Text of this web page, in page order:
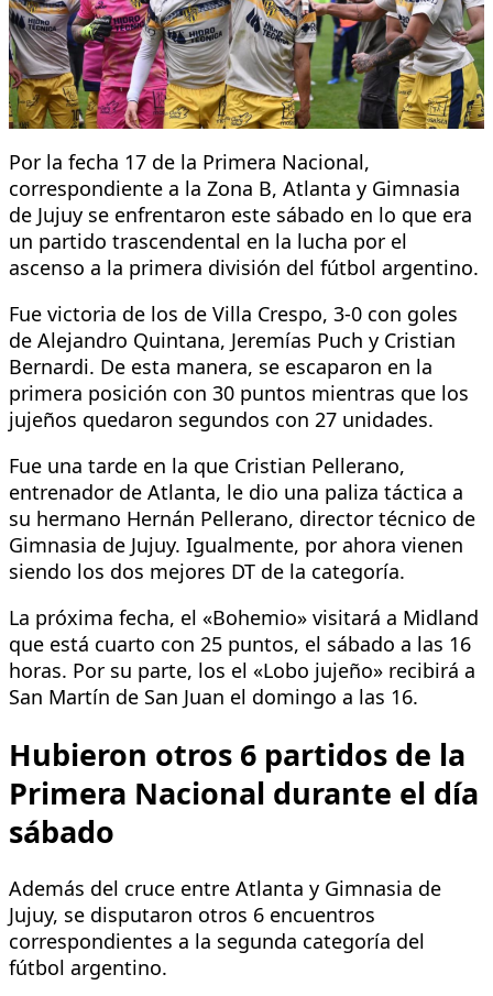
Por la fecha 17 de la Primera Nacional,
correspondiente a la Zona B, Atlanta y Gimnasia
de Jujuy se enfrentaron este sábado en lo que era
un partido trascendental en la lucha por el
ascenso a la primera división del fútbol argentino.
Fue victoria de los de Villa Crespo, 3-0 con goles
de Alejandro Quintana, Jeremías Puch y Cristian
Bernardi. De esta manera, se escaparon en la
primera posición con 30 puntos mientras que los
jujeños quedaron segundos con 27 unidades.
Fue una tarde en la que Cristian Pellerano,
entrenador de Atlanta, le dio una paliza táctica a
su hermano Hernán Pellerano, director técnico de
Gimnasia de Jujuy. Igualmente, por ahora vienen
siendo los dos mejores DT de la categoría.
La próxima fecha, el «Bohemio» visitará a Midland
que está cuarto con 25 puntos, el sábado a las 16
horas. Por su parte, los el «Lobo jujeño» recibirá a
San Martín de San Juan el domingo a las 16.
Hubieron otros 6 partidos de la
Primera Nacional durante el día
sábado
Además del cruce entre Atlanta y Gimnasia de
Jujuy, se disputaron otros 6 encuentros
correspondientes a la segunda categoría del
fútbol argentino.